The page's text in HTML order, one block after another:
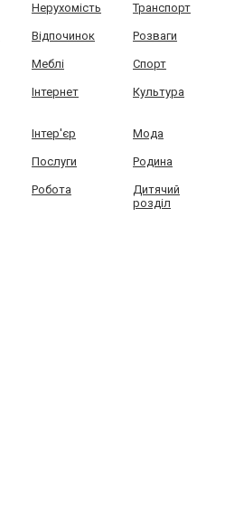
Нерухомість Транспорт
Відпочинок Розваги
Меблі Спорт
Інтернет Культура
Інтер'єр Мода
Послуги Родина
Робота
Дитячий
розділ